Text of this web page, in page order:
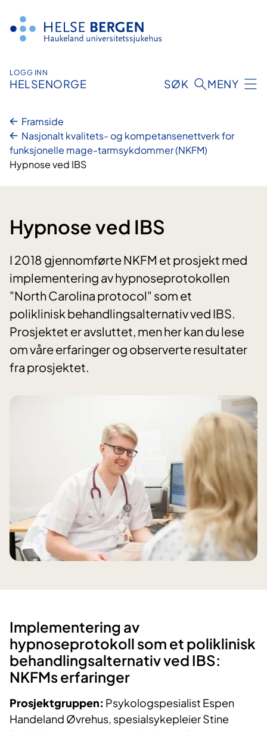
innhald
LOGG INN
HELSENORGE SØK MENY
Framside
Nasjonalt kvalitets- og kompetansenettverk for
funksjonelle mage-tarmsykdommer (NKFM)
Hypnose ved IBS
Hypnose ved IBS
I 2018 gjennomførte NKFM et prosjekt med
implementering av hypnoseprotokollen
"North Carolina protocol" som et
poliklinisk behandlingsalternativ ved IBS.
Prosjektet er avsluttet, men her kan du lese
om våre erfaringer og observerte resultater
fra prosjektet.
​​​​Implementering av
hypnoseprotokoll som et poliklinisk
behandlingsalternativ ved IBS:
NKFMs erfaringer
Prosjektgruppen: Psykologspesialist Espen
Handeland Øvrehus, spesialsykepleier Stine